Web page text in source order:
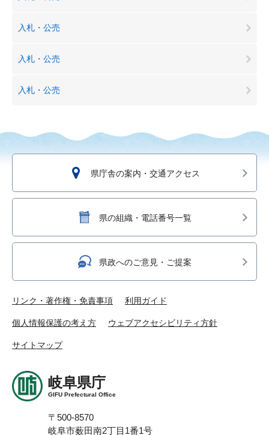
入札・公売
入札・公売
入札・公売
県庁舎の案内・交通アクセス
県の組織・電話番号一覧
県政へのご意見・ご提案
リンク・著作権・免責事項 利用ガイド
個人情報保護の考え方 ウェブアクセシビリティ方針
サイトマップ
岐阜県庁
GIFU Prefectural Office
〒500-8570
岐阜市薮田南2丁目1番1号